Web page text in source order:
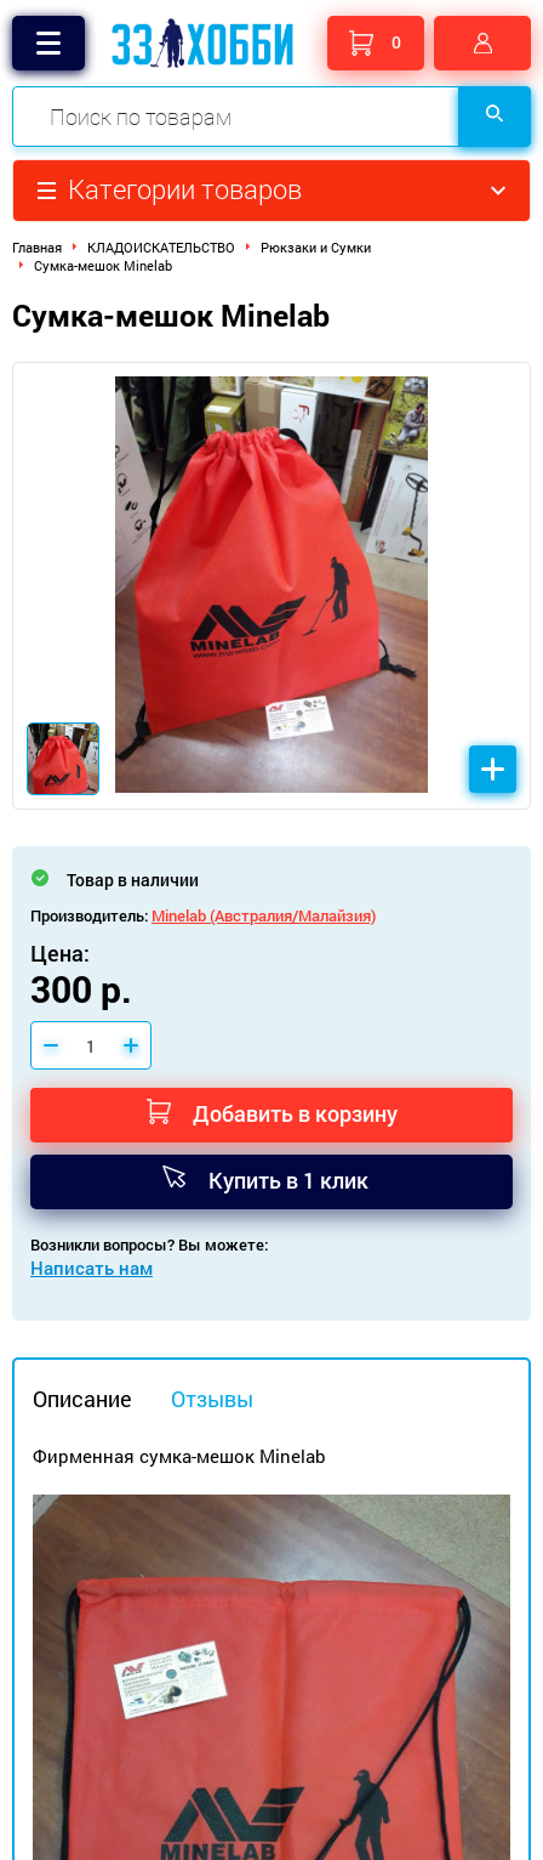
0
Категории товаров
Главная КЛАДОИСКАТЕЛЬСТВО
Рюкзаки и Сумки
Сумка-мешок Minelab
Сумка-мешок Minelab
Товар в наличии
Производитель: Minelab (Австралия/Малайзия)
Цена:
300 р.
Добавить в корзину
Купить в 1 клик
Возникли вопросы? Вы можете:
Написать нам
Описание Отзывы
Фирменная сумка-мешок Minelab